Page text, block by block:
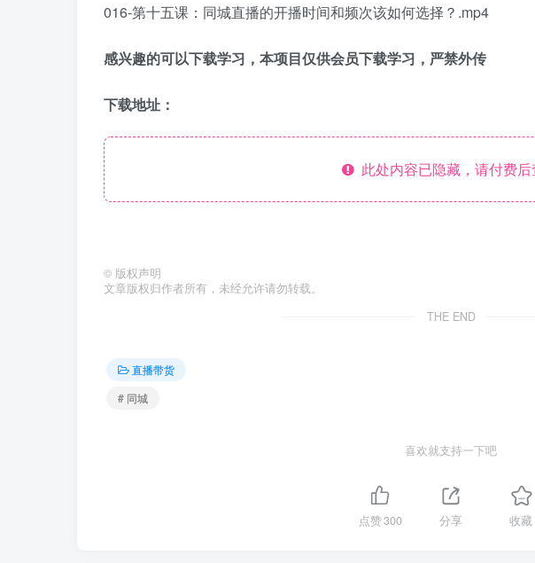
016-第十五课：同城直播的开播时间和频次该如何选择？.mp4
感兴趣的可以下载学习，本项目仅供会员下载学习，严禁外传
下载地址：
此处内容已隐藏，请付费
© 版权声明
文章版权归作者所有，未经允许请勿转载。
THE END
直播带货
# 同城
喜欢就支持一下吧
点赞300 分享 收藏